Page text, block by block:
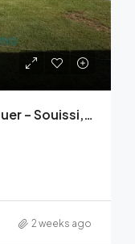
Villa de prestige meublée à louer – Souissi, Rabat
2 weeks ago